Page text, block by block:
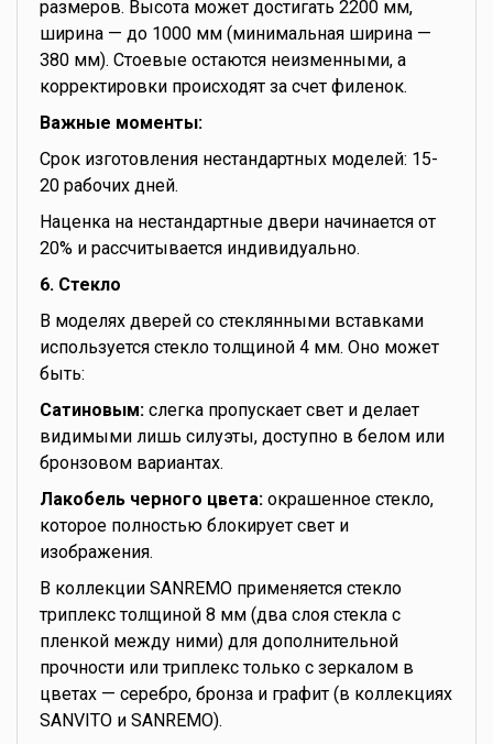
размеров. Высота может достигать 2200 мм,
ширина — до 1000 мм (минимальная ширина —
380 мм). Стоевые остаются неизменными, а
корректировки происходят за счет филенок.
Важные моменты:
Срок изготовления нестандартных моделей: 15-
20 рабочих дней.
Наценка на нестандартные двери начинается от
20% и рассчитывается индивидуально.
6. Стекло
В моделях дверей со стеклянными вставками
используется стекло толщиной 4 мм. Оно может
быть:
Сатиновым: слегка пропускает свет и делает
видимыми лишь силуэты, доступно в белом или
бронзовом вариантах.
Лакобель черного цвета: окрашенное стекло,
которое полностью блокирует свет и
изображения.
В коллекции SANREMO применяется стекло
триплекс толщиной 8 мм (два слоя стекла с
пленкой между ними) для дополнительной
прочности или триплекс только с зеркалом в
цветах — серебро, бронза и графит (в коллекциях
SANVITO и SANREMO).